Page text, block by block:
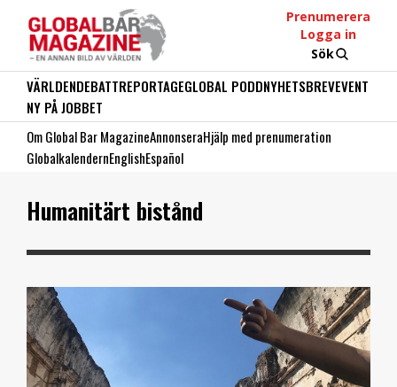
Prenumerera
Logga in
Sök
VÄRLDENDEBATTREPORTAGEGLOBAL PODDNYHETSBREVEVENT
NY PÅ JOBBET
Om Global Bar MagazineAnnonseraHjälp med prenumeration
GlobalkalendernEnglishEspañol
Humanitärt bistånd